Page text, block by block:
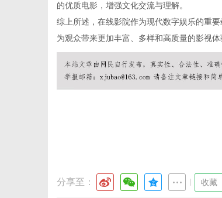
的优质电影，增强文化交流与理解。
综上所述，在线影院作为现代数字娱乐的重
为观众带来更加丰富、多样和高质量的影视
分享至： 收藏